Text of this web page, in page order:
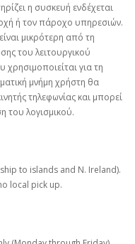
η συσκευή ενδέχεται
ή τον πάροχο υπηρεσιών.
μικρότερη από τη
του λειτουργικού
για τη
μνήμη χρήστη θα
τηλεφωνίας και μπορεί
του λογισμικού.
to islands and N. Ireland).
local pick up.